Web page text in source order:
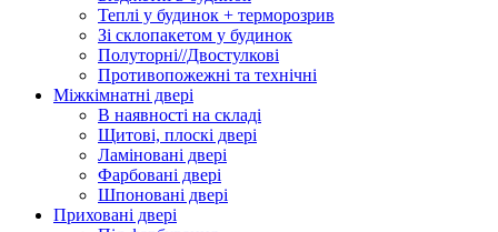
Теплі у будинок + терморозрив
Зі склопакетом у будинок
Полуторні//Двостулкові
Противопожежні та технічні
Міжкімнатні двері
В наявності на складі
Щитові, плоскі двері
Ламіновані двері
Фарбовані двері
Шпоновані двері
Приховані двері